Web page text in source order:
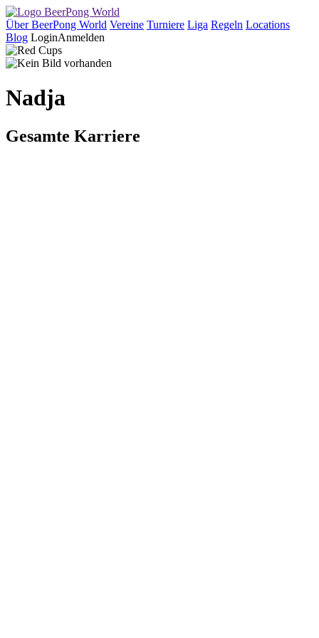
Über BeerPong World Vereine Turniere Liga Regeln Locations
Blog LoginAnmelden
Nadja
Gesamte Karriere